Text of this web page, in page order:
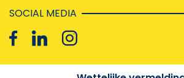
SOCIAL MEDIA